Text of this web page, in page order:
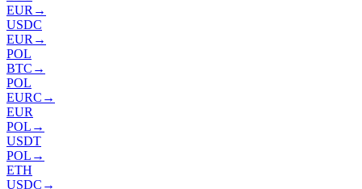
EUR →
USDC
EUR →
POL
BTC →
POL
EURC →
EUR
POL →
USDT
POL →
ETH
USDC →